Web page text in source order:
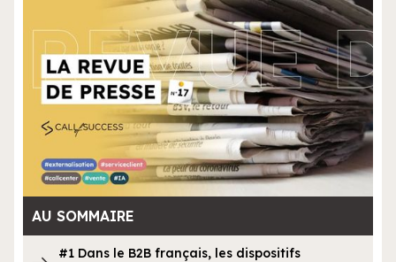
AU SOMMAIRE
#1 Dans le B2B français, les dispositifs